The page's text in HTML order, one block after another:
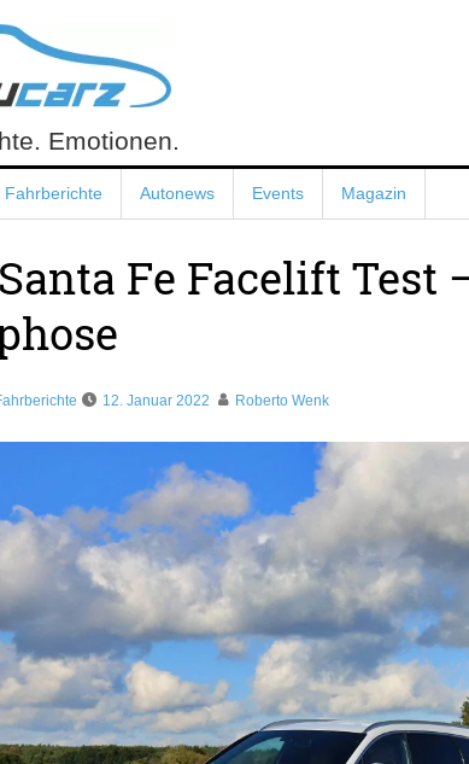
Emotionen.
Fahrberichte Autonews Events Magazin
Fe Facelift Test
12. Januar 2022 Roberto Wenk